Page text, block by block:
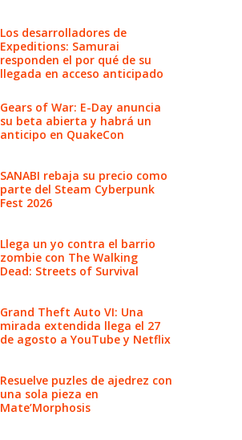
Los desarrolladores de
Expeditions: Samurai
responden el por qué de su
llegada en acceso anticipado
Gears of War: E-Day anuncia
su beta abierta y habrá un
anticipo en QuakeCon
SANABI rebaja su precio como
parte del Steam Cyberpunk
Fest 2026
Llega un yo contra el barrio
zombie con The Walking
Dead: Streets of Survival
Grand Theft Auto VI: Una
mirada extendida llega el 27
de agosto a YouTube y Netflix
Resuelve puzles de ajedrez con
una sola pieza en
Mate’Morphosis